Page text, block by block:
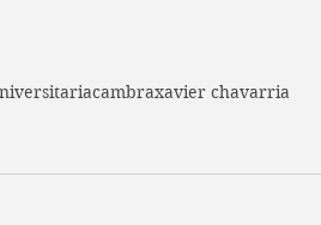
cambraxavier chavarria